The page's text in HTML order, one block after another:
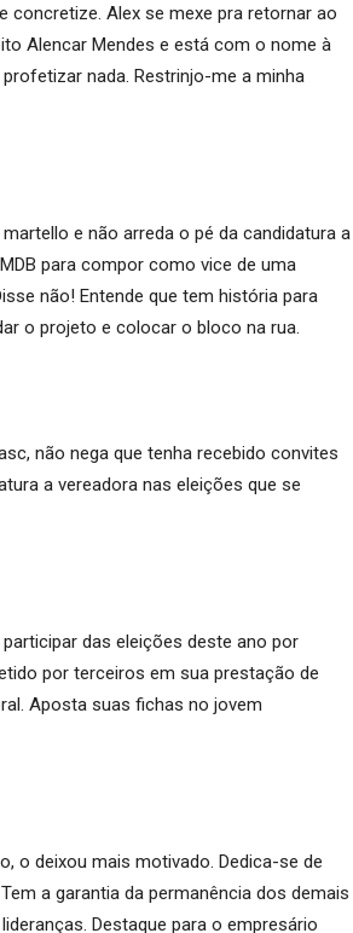
concretize. Alex se mexe pra retornar ao
Alencar Mendes e está com o nome à
nada. Restrinjo-me a minha
e não arreda o pé da candidatura a
para compor como vice de uma
não! Entende que tem história para
o projeto e colocar o bloco na rua.
não nega que tenha recebido convites
a vereadora nas eleições que se
das eleições deste ano por
por terceiros em sua prestação de
Aposta suas fichas no jovem
o deixou mais motivado. Dedica-se de
a garantia da permanência dos demais
Destaque para o empresário